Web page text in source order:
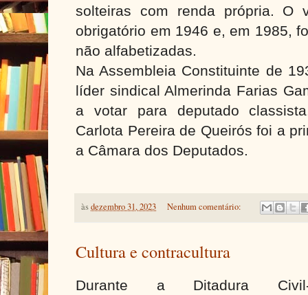
solteiras com renda própria. O
obrigatório em 1946 e, em 1985,
não alfabetizadas.
Na Assembleia Constituinte de
líder sindical Almerinda Farias
a votar para deputado
Carlota Pereira de Queirós foi a
a Câmara dos Deputados.
àsdezembro 31, 2023 Nenhum comentário:
Cultura e contracultura
Durante a Ditadura